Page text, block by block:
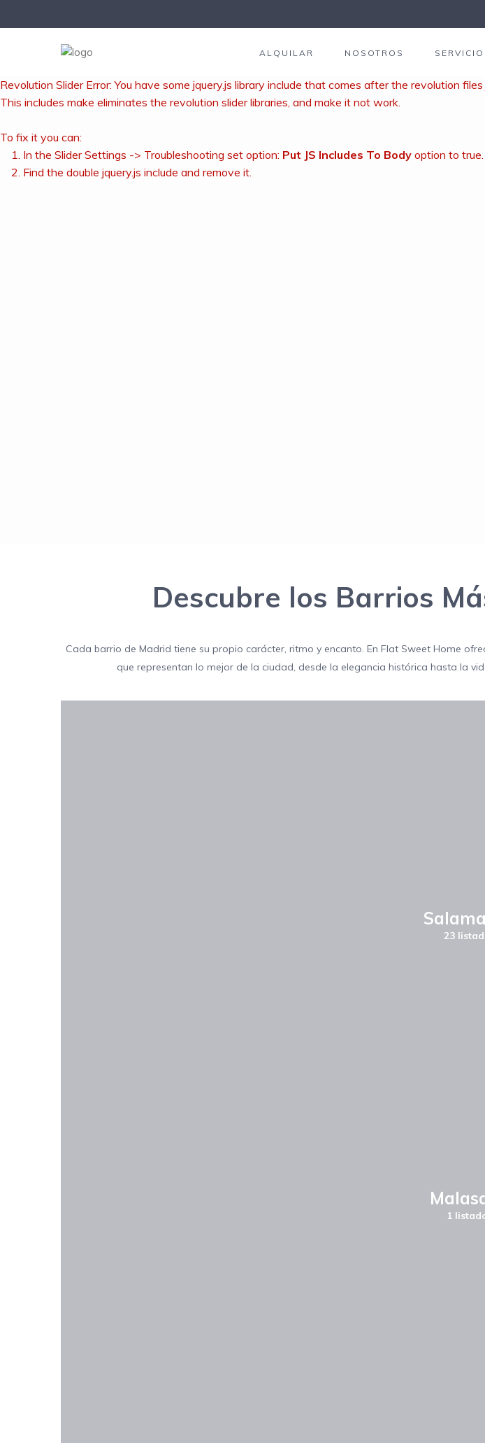
ALQUILAR NOSOTROS
Revolution Slider Error: You have some jquery.js library include that comes after the revolution files
This includes make eliminates the revolution slider libraries, and make it not work.
To fix it you can:
1. In the Slider Settings -> Troubleshooting set option: Put JS Includes To Body option to true.
2. Find the double jquery.js include and remove it.
Descubre los Barrios
Cada barrio de Madrid tiene su propio carácter, ritmo y encanto. En Flat Sweet Home
que representan lo mejor de la ciudad, desde la elegancia histórica hasta la
23
1